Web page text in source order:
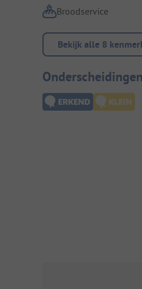
Broodservice
Bekijk alle 8